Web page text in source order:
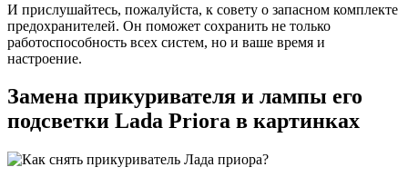
И прислушайтесь, пожалуйста, к совету о запасном комплекте
предохранителей. Он поможет сохранить не только
работоспособность всех систем, но и ваше время и
настроение.
Замена прикуривателя и лампы его
подсветки Lada Priora в картинках